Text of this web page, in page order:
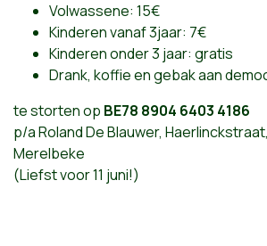
Volwassene: 15€
Kinderen vanaf 3jaar: 7€
Kinderen onder 3 jaar: gratis
Drank, koffie en gebak aan
te storten op BE78 8904 6403 4186
p/a Roland De Blauwer,
Merelbeke
(Liefst voor 11 juni!)